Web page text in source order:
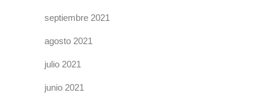
septiembre 2021
agosto 2021
julio 2021
junio 2021